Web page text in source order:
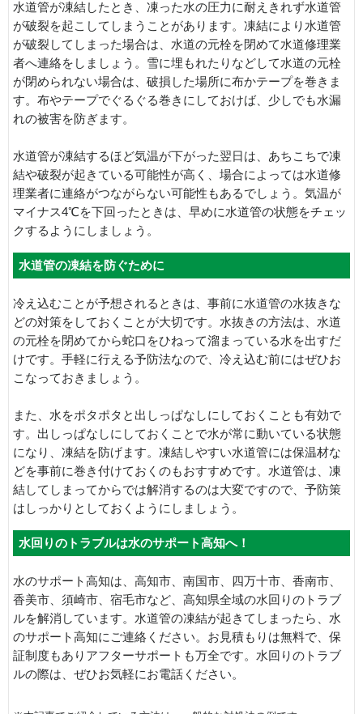
水道管が凍結したとき、凍った水の圧力に耐えきれず水道管
が破裂を起こしてしまうことがあります。凍結により水道管
が破裂してしまった場合は、水道の元栓を閉めて水道修理業
者へ連絡をしましょう。雪に埋もれたりなどして水道の元栓
が閉められない場合は、破損した場所に布かテープを巻きま
す。布やテープでぐるぐる巻きにしておけば、少しでも水漏
れの被害を防ぎます。
水道管が凍結するほど気温が下がった翌日は、あちこちで凍
結や破裂が起きている可能性が高く、場合によっては水道修
理業者に連絡がつながらない可能性もあるでしょう。気温が
マイナス4℃を下回ったときは、早めに水道管の状態をチェッ
クするようにしましょう。
水道管の凍結を防ぐために
冷え込むことが予想されるときは、事前に水道管の水抜きな
どの対策をしておくことが大切です。水抜きの方法は、水道
の元栓を閉めてから蛇口をひねって溜まっている水を出すだ
けです。手軽に行える予防法なので、冷え込む前にはぜひお
こなっておきましょう。
また、水をポタポタと出しっぱなしにしておくことも有効で
す。出しっぱなしにしておくことで水が常に動いている状態
になり、凍結を防げます。凍結しやすい水道管には保温材な
どを事前に巻き付けておくのもおすすめです。水道管は、凍
結してしまってからでは解消するのは大変ですので、予防策
はしっかりとしておくようにしましょう。
水回りのトラブルは水のサポート高知へ！
水のサポート高知は、高知市、南国市、四万十市、香南市、
香美市、須崎市、宿毛市など、高知県全域の水回りのトラブ
ルを解消しています。水道管の凍結が起きてしまったら、水
のサポート高知にご連絡ください。お見積もりは無料で、保
証制度もありアフターサポートも万全です。水回りのトラブ
ルの際は、ぜひお気軽にお電話ください。